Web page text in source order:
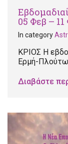
05 Φεβ –
In category
ΚΡΙΟΣ Η
Ερμή-
Διαβάστε